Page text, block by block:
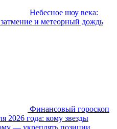
Небесное шоу века:
и метеорный дождь
Финансовый гороскоп
2026 года: кому звезды
— укреплять позиции